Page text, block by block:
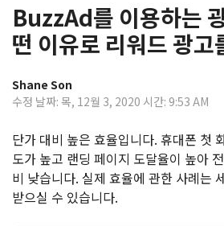
BuzzAd를 이용하는
떤 이유로 리워드 광고
Shane Son
수정 날짜: 목, 12월 3, 2020 시간: 9:53 AM
단가 대비 높은 효율입니다. 휴대폰 첫
도가 높고 랜딩 페이지 도달율이 높아
비 낮습니다. 실제 효율에 관한 사례는
받으실 수 있습니다.